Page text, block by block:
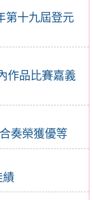
第十九屆登元
作品比賽嘉義
奏榮獲優等
績